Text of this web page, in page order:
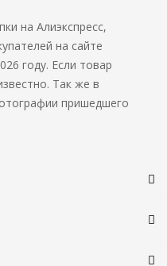
на Алиэкспресс,
на сайте
году. Если товар
Так же в
пришедшего